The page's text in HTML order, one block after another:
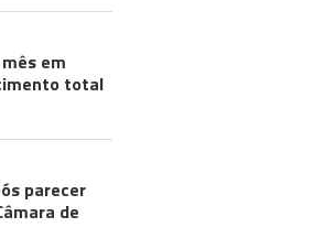
em
total
parecer
de